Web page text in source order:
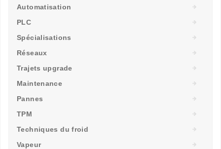
Automatisation
PLC
Spécialisations
Réseaux
Trajets upgrade
Maintenance
Pannes
TPM
Techniques du froid
Vapeur